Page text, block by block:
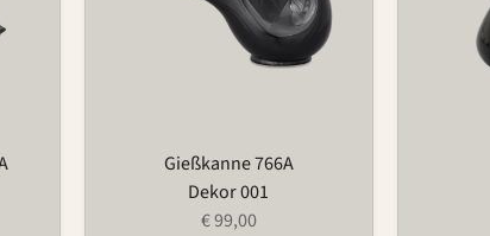
Gießkanne 766A
Dekor 001
€ 99,00